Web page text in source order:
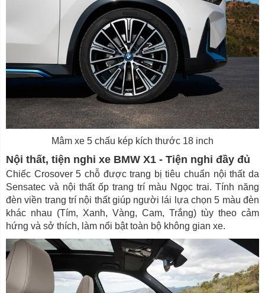
Mâm xe 5 chấu kép kích thước 18 inch
Nội thất, tiện nghi xe BMW X1 - Tiện nghi đầy đủ
Chiếc Crosover 5 chỗ được trang bị tiêu chuẩn nội thất da
Sensatec và nội thất ốp trang trí màu Ngọc trai. Tính năng
đèn viền trang trí nội thất giúp người lái lựa chọn 5 màu đèn
khác nhau (Tím, Xanh, Vàng, Cam, Trắng) tùy theo cảm
hứng và sở thích, làm nổi bật toàn bộ không gian xe.